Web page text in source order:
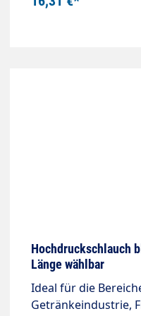
Hochdruckschlauch
Länge wählbar
Ideal für die
Getränkeindustrie,